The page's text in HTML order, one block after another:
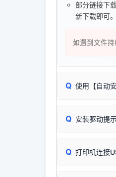
部分链接下
新下载即可。
如遇到文件持
Q 使用【自动
由于本站驱动
Q 安装驱动提
🛡️ 本站驱动均
Q 打印机连接